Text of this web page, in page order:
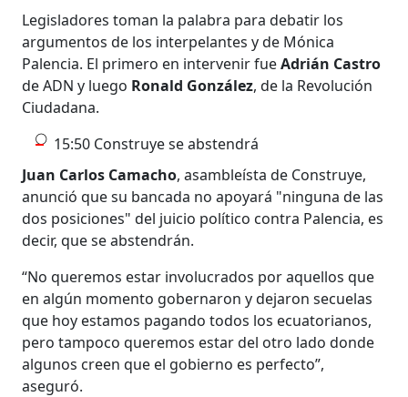
Legisladores toman la palabra para debatir los
argumentos de los interpelantes y de Mónica
Palencia. El primero en intervenir fueAdrián Castro
de ADN y luego Ronald González, de la Revolución
Ciudadana.
15:50 Construye se abstendrá
Juan Carlos Camacho, asambleísta de Construye,
anunció que su bancada no apoyará "ninguna de las
dos posiciones" del juicio político contra Palencia, es
decir, que se abstendrán.
“No queremos estar involucrados por aquellos que
en algún momento gobernaron y dejaron secuelas
que hoy estamos pagando todos los ecuatorianos,
pero tampoco queremos estar del otro lado donde
algunos creen que el gobierno es perfecto”,
aseguró.